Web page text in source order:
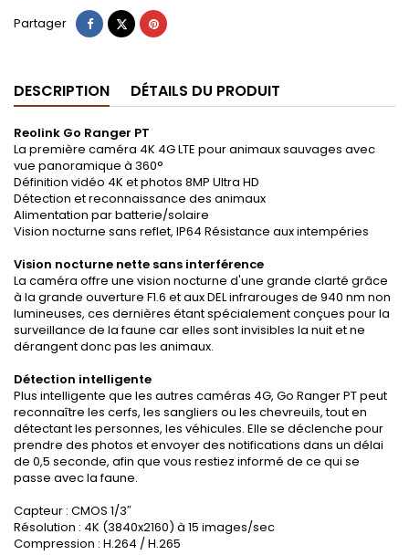
Partager PartagerTweetPinterest
DESCRIPTION DÉTAILS DU PRODUIT
Reolink Go Ranger PT
La première caméra 4K 4G LTE pour animaux sauvages avec
vue panoramique à 360°
Définition vidéo 4K et photos 8MP Ultra HD
Détection et reconnaissance des animaux
Alimentation par batterie/solaire
Vision nocturne sans reflet, IP64 Résistance aux intempéries
Vision nocturne nette sans interférence
La caméra offre une vision nocturne d'une grande clarté grâce
à la grande ouverture F1.6 et aux DEL infrarouges de 940 nm non
lumineuses, ces dernières étant spécialement conçues pour la
surveillance de la faune car elles sont invisibles la nuit et ne
dérangent donc pas les animaux.
Détection intelligente
Plus intelligente que les autres caméras 4G, Go Ranger PT peut
reconnaître les cerfs, les sangliers ou les chevreuils, tout en
détectant les personnes, les véhicules. Elle se déclenche pour
prendre des photos et envoyer des notifications dans un délai
de 0,5 seconde, afin que vous restiez informé de ce qui se
passe avec la faune.
Capteur : CMOS 1/3″
Résolution : 4K (3840x2160) à 15 images/sec
Compression : H.264 / H.265